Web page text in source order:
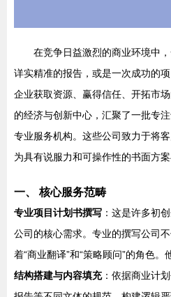
在竞争日益激烈的商业环境中
详实精准的报告，或是一次成功的
企业获取资源、赢得信任、开拓市
的经济与创新中心，汇聚了一批专
专业服务机构。这些公司致力于将
为具有说服力和可操作性的书面方案
一、 核心服务范畴
专业项目计划书撰写 ：这是许多初
公司的核心需求。专业的撰写公司
着“商业翻译”和“策略顾问”的角色。
结构搭建与内容填充：依据商业计